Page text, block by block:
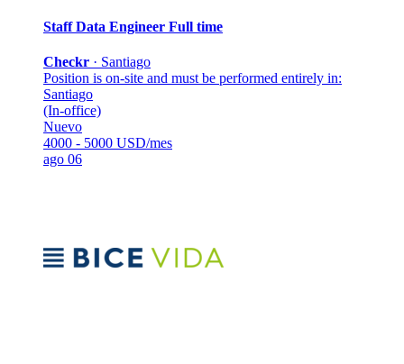
Staff Data Engineer Full time
Checkr · Santiago
Position is on-site and must be performed entirely in:
Santiago
(In-office)
Nuevo
4000 - 5000 USD/mes
ago 06